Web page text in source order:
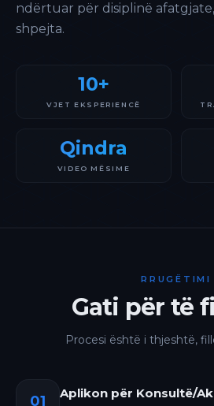
ndërtuar për disiplinë
shpejta.
10+
VJET EKSPERIENCË
Qindra
VIDEO MËSIME
RRUGËTIMI
Gati për të
Procesi është i thjeshtë,
01 Aplikon për Konsultë/